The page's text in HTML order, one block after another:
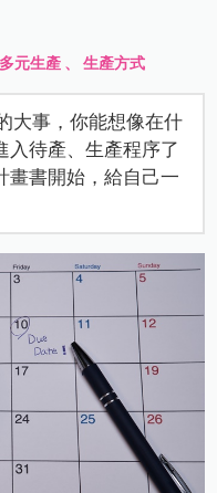
多元生產 、生產方式
大事，你能想像在什
入待產、生產程序了
畫書開始，給自己一